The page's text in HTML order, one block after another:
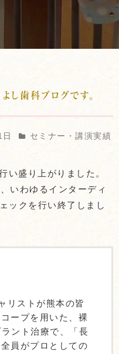
よし歯科ブログです。
セミナー・講演実績
い盛り上がりました。
いわゆるインターディ
ックを行い終了しまし
リストが熊本の皆
ープを用いた、裸
ント治療で、「長
員がプロとしての